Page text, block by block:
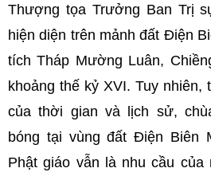
Thượng tọa Trưởng Ban Trị
hiện diện trên mảnh đất Điện
tích Tháp Mường Luân,
khoảng thế kỷ XVI. Tuy
của thời gian và lịch sử,
bóng tại vùng đất Điện Biên
Phật giáo vẫn là nhu cầu của